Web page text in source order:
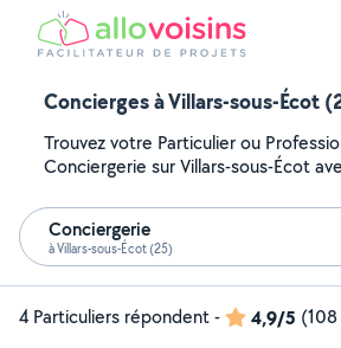
Concierges à Villars-sous-Écot
Trouvez votre Particulier ou
Conciergerie sur Villars-sous-Écot
Conciergerie
à Villars-sous-Écot (25)
4 Particuliers répondent- 4,9/5